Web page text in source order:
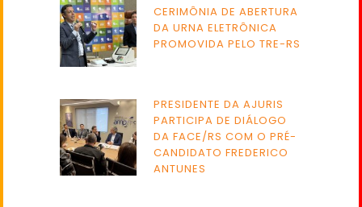
CERIMÔNIA DE ABERTURA
DA URNA ELETRÔNICA
PROMOVIDA PELO TRE-RS
PRESIDENTE DA AJURIS
PARTICIPA DE DIÁLOGO
DA FACE/RS COM O PRÉ-
CANDIDATO FREDERICO
ANTUNES